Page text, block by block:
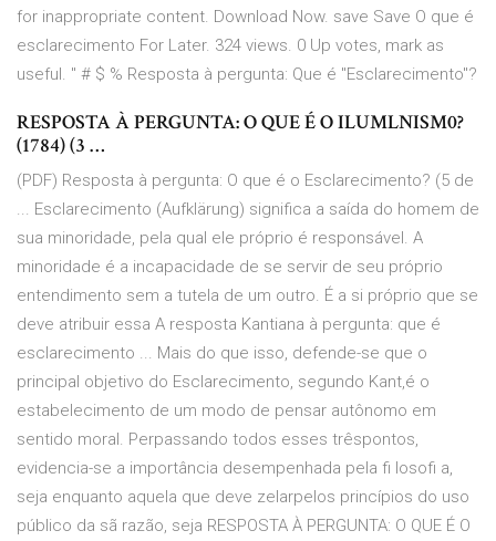
for inappropriate content. Download Now. save Save O que é
esclarecimento For Later. 324 views. 0 Up votes, mark as
useful. " # $ % Resposta à pergunta: Que é "Esclarecimento"?
RESPOSTA À PERGUNTA: O QUE É O ILUMLNISM0?
(1784) (3 …
(PDF) Resposta à pergunta: O que é o Esclarecimento? (5 de
... Esclarecimento (Aufklärung) significa a saída do homem de
sua minoridade, pela qual ele próprio é responsável. A
minoridade é a incapacidade de se servir de seu próprio
entendimento sem a tutela de um outro. É a si próprio que se
deve atribuir essa A resposta Kantiana à pergunta: que é
esclarecimento ... Mais do que isso, defende-se que o
principal objetivo do Esclarecimento, segundo Kant,é o
estabelecimento de um modo de pensar autônomo em
sentido moral. Perpassando todos esses trêspontos,
evidencia-se a importância desempenhada pela fi losofi a,
seja enquanto aquela que deve zelarpelos princípios do uso
público da sã razão, seja RESPOSTA À PERGUNTA: O QUE É O